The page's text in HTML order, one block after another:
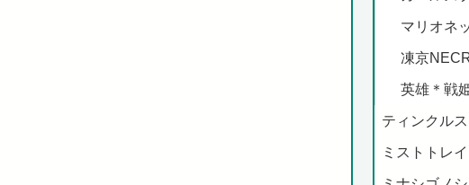
マリオネ
凍京
英雄＊戦
ティンクル
ミストトレ